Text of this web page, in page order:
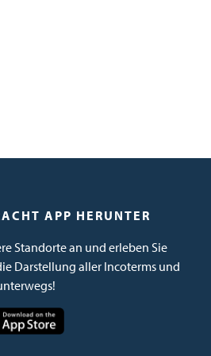
APP HERUNTER
Standorte an und erleben Sie
Darstellung aller Incoterms und